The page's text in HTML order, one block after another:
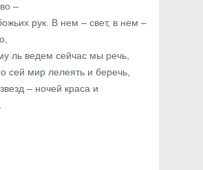
–
рук. В нем – свет, в нем –
ль ведем сейчас мы речь,
сей мир лелеять и беречь,
– ночей краса и